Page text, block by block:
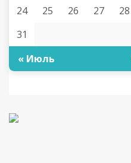
24
25 26 27 28
31
« Июль